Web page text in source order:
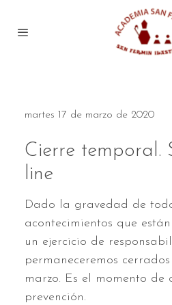
martes 17 de marzo de 2020
Cierre temporal.
line
Dado la gravedad de
acontecimientos que
un ejercicio de
permaneceremos
marzo. Es el momento
prevención.